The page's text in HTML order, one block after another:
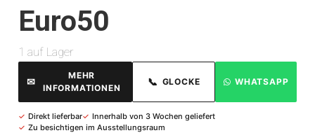
Euro50
1 auf Lager
✉
MEHR
INFORMATIONEN
📞 GLOCKE WHATSAPP
✓ Direkt lieferbar✓ Innerhalb von 3 Wochen geliefert
✓ Zu besichtigen im Ausstellungsraum